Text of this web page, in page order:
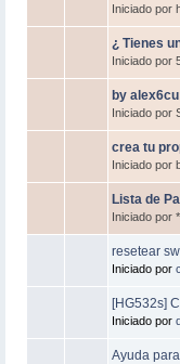
Iniciado por
¿ Tienes
Iniciado por
by
Iniciado por
crea tu
Iniciado por
Lista de
Iniciado por
resetear
Iniciado por
[HG532s]
Iniciado por
Ayuda